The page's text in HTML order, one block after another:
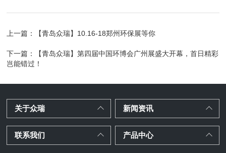
上一篇： 【青岛众瑞】10.16-18郑州环保展等你
下一篇：
【青岛众瑞】第四届中国环博会广州展盛大开幕，首日精彩
岂能错过！
关于众瑞 新闻资讯
联系我们 产品中心